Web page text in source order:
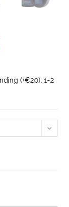
(+€20): 1-2